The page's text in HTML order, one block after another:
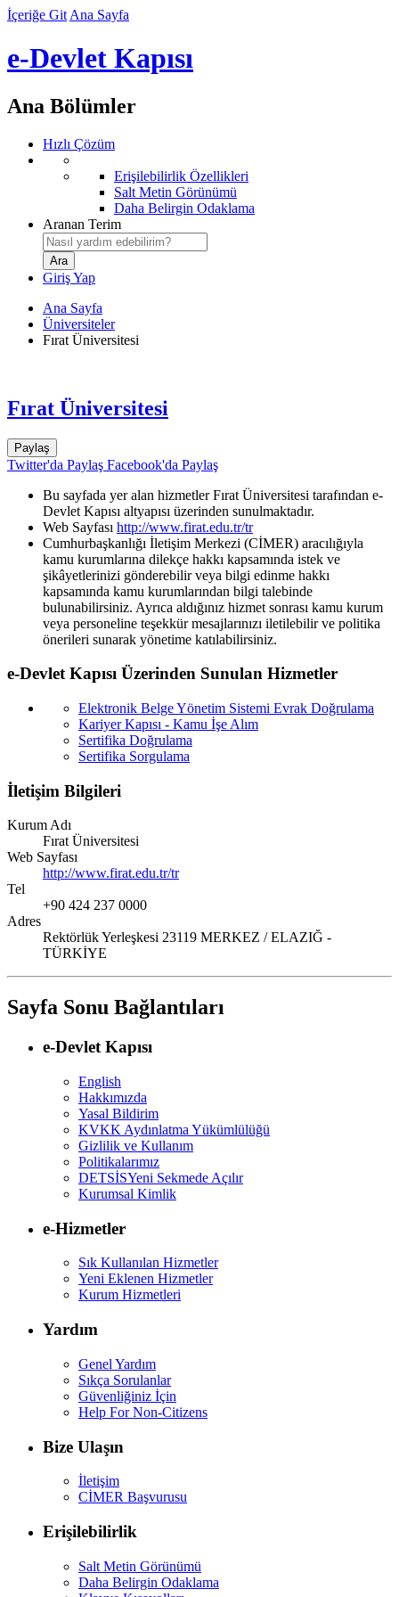
İçeriğe Git Ana Sayfa
e-Devlet Kapısı
Ana Bölümler
Hızlı Çözüm
Erişilebilirlik Özellikleri
Salt Metin Görünümü
Daha Belirgin Odaklama
Aranan Terim
Giriş Yap
Ana Sayfa
Üniversiteler
Fırat Üniversitesi
Fırat Üniversitesi
Paylaş
Twitter'da Paylaş Facebook'da Paylaş
Bu sayfada yer alan hizmetler Fırat Üniversitesi tarafından e-
Devlet Kapısı altyapısı üzerinden sunulmaktadır.
Web Sayfası http://www.firat.edu.tr/tr
Cumhurbaşkanlığı İletişim Merkezi (CİMER) aracılığıyla
kamu kurumlarına dilekçe hakkı kapsamında istek ve
şikâyetlerinizi gönderebilir veya bilgi edinme hakkı
kapsamında kamu kurumlarından bilgi talebinde
bulunabilirsiniz. Ayrıca aldığınız hizmet sonrası kamu kurum
veya personeline teşekkür mesajlarınızı iletilebilir ve politika
önerileri sunarak yönetime katılabilirsiniz.
e-Devlet Kapısı Üzerinden Sunulan Hizmetler
Elektronik Belge Yönetim Sistemi Evrak Doğrulama
Kariyer Kapısı - Kamu İşe Alım
Sertifika Doğrulama
Sertifika Sorgulama
İletişim Bilgileri
Kurum Adı
Fırat Üniversitesi
Web Sayfası
http://www.firat.edu.tr/tr
Tel
+90 424 237 0000
Adres
Rektörlük Yerleşkesi 23119 MERKEZ / ELAZIĞ -
TÜRKİYE
Sayfa Sonu Bağlantıları
e-Devlet Kapısı
English
Hakkımızda
Yasal Bildirim
KVKK Aydınlatma Yükümlülüğü
Gizlilik ve Kullanım
Politikalarımız
DETSİSYeni Sekmede Açılır
Kurumsal Kimlik
e-Hizmetler
Sık Kullanılan Hizmetler
Yeni Eklenen Hizmetler
Kurum Hizmetleri
Yardım
Genel Yardım
Sıkça Sorulanlar
Güvenliğiniz İçin
Help For Non-Citizens
Bize Ulaşın
İletişim
CİMER Başvurusu
Erişilebilirlik
Salt Metin Görünümü
Daha Belirgin Odaklama